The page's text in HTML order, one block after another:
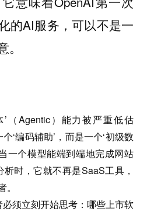
的AI服务，可以不是一
’（Agentic）能力被严重低估
‘编码辅助’，而是一个‘初级数
一个模型能端到端地完成网站
时，它就不再是SaaS工具，
须立刻开始思考：哪些上市软